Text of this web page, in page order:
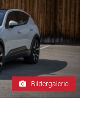
Bildergalerie